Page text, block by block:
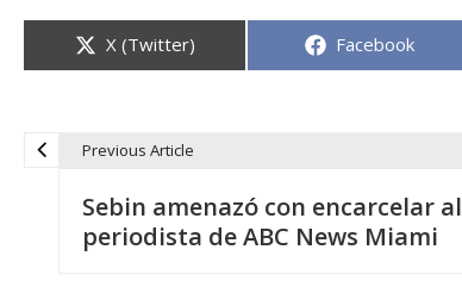
Compartir
en
X (Twitter) Compartir
Facebook
Previous Article
Sebin amenazó con encarcelar al
periodista de ABC News Miami